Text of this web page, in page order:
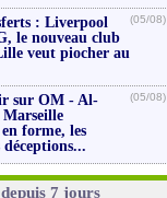
: Liverpool
le nouveau club
veut piocher au
(05/08)
sur OM - Al-
forme, les
(05/08)
7 jours